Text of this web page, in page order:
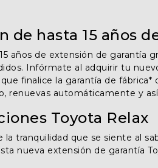
de hasta 15 años
años de extensión de garantía
Infórmate al adquirir tu
finalice la garantía de fábrica*
renuevas automáticamente y así
Toyota Relax
la tranquilidad que se siente al
nueva extensión de garantía